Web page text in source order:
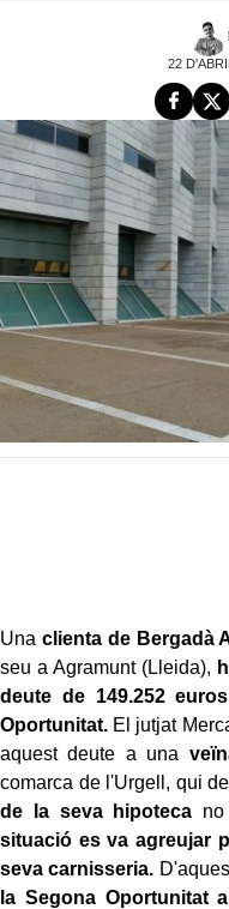
22
Una clienta de Bergadà
seu a Agramunt (Lleida),
deute de 149.252
Oportunitat. El jutjat
aquest deute a una
comarca de l'Urgell, qui
de la seva hipoteca
situació es va agreujar
seva carnisseria.
la Segona Oportunitat